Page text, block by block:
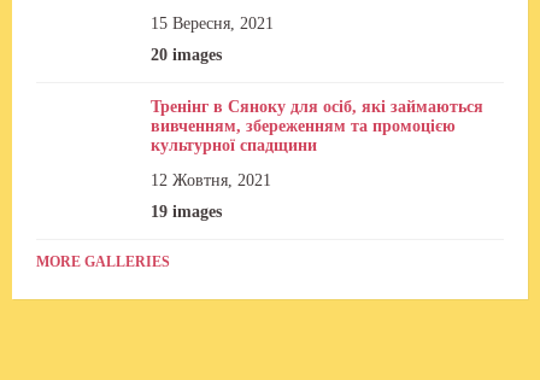
15 Вересня, 2021
20 images
Тренінг в Сяноку для осіб, які займаються
вивченням, збереженням та промоцією
культурної спадщини
12 Жовтня, 2021
19 images
MORE GALLERIES